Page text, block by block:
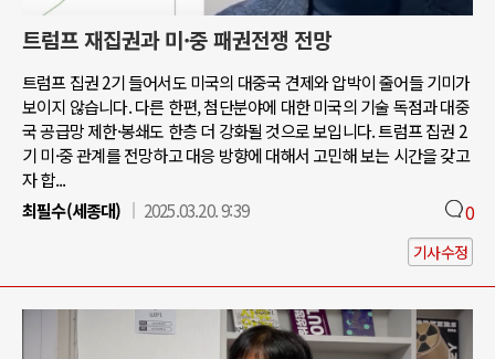
트럼프 재집권과 미·중 패권전쟁 전망
트럼프 집권 2기 들어서도 미국의 대중국 견제와 압박이 줄어들 기미가
보이지 않습니다. 다른 한편, 첨단분야에 대한 미국의 기술 독점과 대중
국 공급망 제한·봉쇄도 한층 더 강화될 것으로 보입니다. 트럼프 집권 2
기 미·중 관계를 전망하고 대응 방향에 대해서 고민해 보는 시간을 갖고
자 합...
최필수(세종대)
2025.03.20. 9:39 0
기사수정